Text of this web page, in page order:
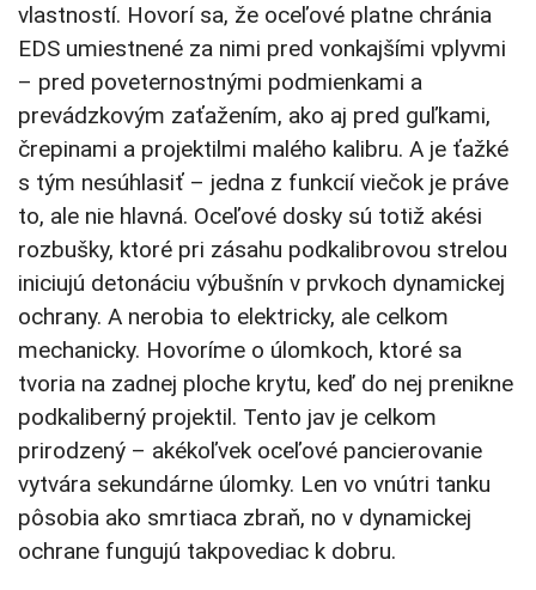
vlastností. Hovorí sa, že oceľové platne chránia
EDS umiestnené za nimi pred vonkajšími vplyvmi
– pred poveternostnými podmienkami a
prevádzkovým zaťažením, ako aj pred guľkami,
črepinami a projektilmi malého kalibru. A je ťažké
s tým nesúhlasiť – jedna z funkcií viečok je práve
to, ale nie hlavná. Oceľové dosky sú totiž akési
rozbušky, ktoré pri zásahu podkalibrovou strelou
iniciujú detonáciu výbušnín v prvkoch dynamickej
ochrany. A nerobia to elektricky, ale celkom
mechanicky. Hovoríme o úlomkoch, ktoré sa
tvoria na zadnej ploche krytu, keď do nej prenikne
podkaliberný projektil. Tento jav je celkom
prirodzený – akékoľvek oceľové pancierovanie
vytvára sekundárne úlomky. Len vo vnútri tanku
pôsobia ako smrtiaca zbraň, no v dynamickej
ochrane fungujú takpovediac k dobru.